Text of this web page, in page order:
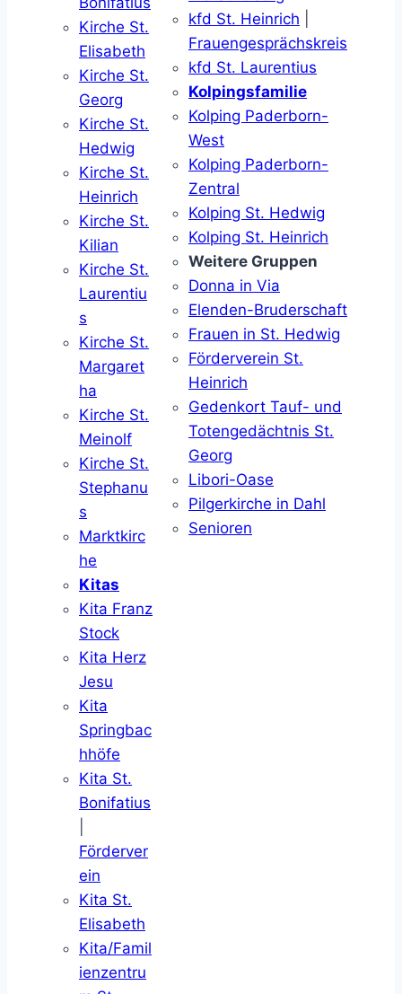
Kirche St.
Elisabeth
Kirche St.
Georg
Kirche St.
Hedwig
Kirche St.
Heinrich
Kirche St.
Kilian
Kirche St.
Laurentiu
s
Kirche St.
Margaret
ha
Kirche St.
Meinolf
Kirche St.
Stephanu
s
Marktkirc
he
Kitas
Kita Franz
Stock
Kita Herz
Jesu
Kita
Springbac
hhöfe
Kita St.
Bonifatius
Förderver
ein
Kita St.
Elisabeth
Kita/Famil
ienzentru
kfd St. Heinrich
Frauengesprächskreis
kfd St. Laurentius
Kolpingsfamilie
Kolping Paderborn-
West
Kolping Paderborn-
Zentral
Kolping St. Hedwig
Kolping St. Heinrich
Weitere Gruppen
Donna in Via
Elenden-Bruderschaft
Frauen in St. Hedwig
Förderverein St.
Heinrich
Gedenkort Tauf- und
Totengedächtnis St.
Georg
Libori-Oase
Pilgerkirche in Dahl
Senioren